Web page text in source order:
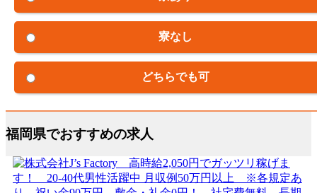
寮なし
どちらでも可
福岡県でおすすめの求人